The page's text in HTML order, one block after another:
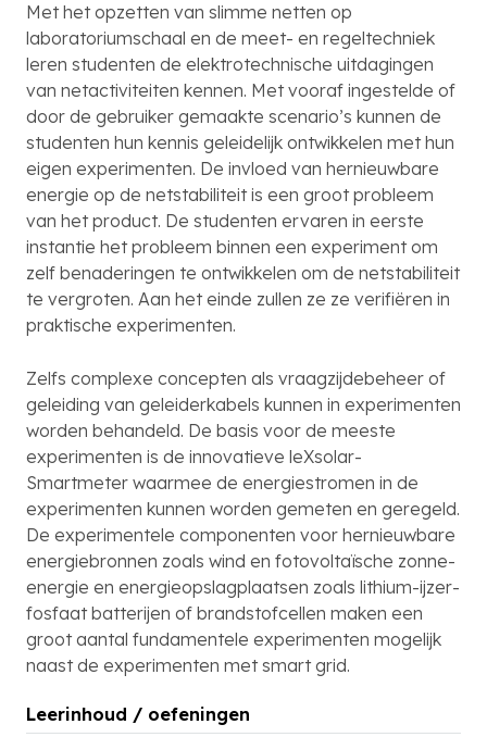
Met het opzetten van slimme netten op
laboratoriumschaal en de meet- en regeltechniek
leren studenten de elektrotechnische uitdagingen
van netactiviteiten kennen. Met vooraf ingestelde of
door de gebruiker gemaakte scenario’s kunnen de
studenten hun kennis geleidelijk ontwikkelen met hun
eigen experimenten. De invloed van hernieuwbare
energie op de netstabiliteit is een groot probleem
van het product. De studenten ervaren in eerste
instantie het probleem binnen een experiment om
zelf benaderingen te ontwikkelen om de netstabiliteit
te vergroten. Aan het einde zullen ze ze verifiëren in
praktische experimenten.
Zelfs complexe concepten als vraagzijdebeheer of
geleiding van geleiderkabels kunnen in experimenten
worden behandeld. De basis voor de meeste
experimenten is de innovatieve leXsolar-
Smartmeter waarmee de energiestromen in de
experimenten kunnen worden gemeten en geregeld.
De experimentele componenten voor hernieuwbare
energiebronnen zoals wind en fotovoltaïsche zonne-
energie en energieopslagplaatsen zoals lithium-ijzer-
fosfaat batterijen of brandstofcellen maken een
groot aantal fundamentele experimenten mogelijk
naast de experimenten met smart grid.
Leerinhoud / oefeningen